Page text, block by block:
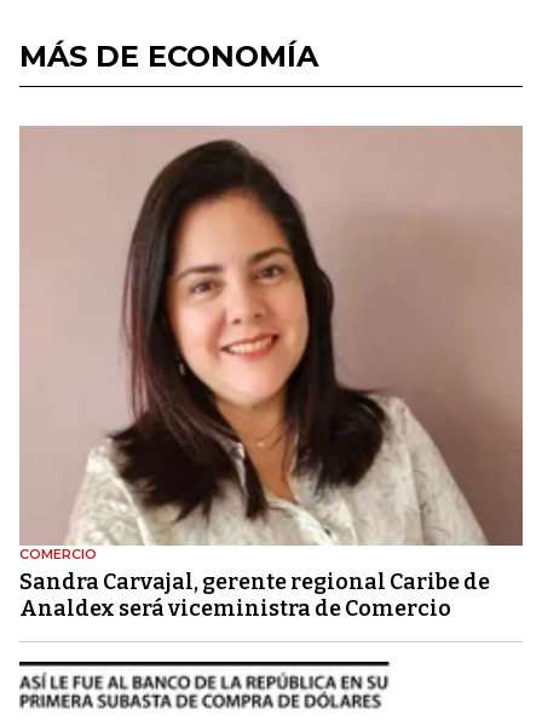
MÁS DE ECONOMÍA
COMERCIO
Sandra Carvajal, gerente regional Caribe de
Analdex será viceministra de Comercio